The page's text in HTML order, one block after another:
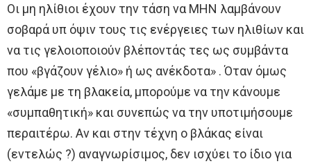
Οι μη ηλίθιοι έχουν την τάση να ΜΗΝ λαμβάνουν
σοβαρά υπ όψιν τους τις ενέργειες των ηλιθίων και
να τις γελοιοποιούν βλέποντάς τες ως συμβάντα
που «βγάζουν γέλιο» ή ως ανέκδοτα» . Όταν όμως
γελάμε με τη βλακεία, μπορούμε να την κάνουμε
«συμπαθητική» και συνεπώς να την υποτιμήσουμε
περαιτέρω. Αν και στην τέχνη ο βλάκας είναι
(εντελώς ?) αναγνωρίσιμος, δεν ισχύει το ίδιο για